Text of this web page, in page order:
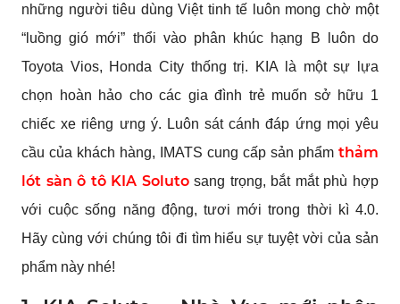
những người tiêu dùng Việt tinh tế luôn mong chờ một
“luồng gió mới” thổi vào phân khúc hạng B luôn do
Toyota Vios, Honda City thống trị. KIA là một sự lựa
chọn hoàn hảo cho các gia đình trẻ muốn sở hữu 1
chiếc xe riêng ưng ý. Luôn sát cánh đáp ứng mọi yêu
cầu của khách hàng, IMATS cung cấp sản phẩm thảm
lót sàn ô tô KIA Solutosang trọng, bắt mắt phù hợp
với cuộc sống năng động, tươi mới trong thời kì 4.0.
Hãy cùng với chúng tôi đi tìm hiểu sự tuyệt vời của sản
phẩm này nhé!